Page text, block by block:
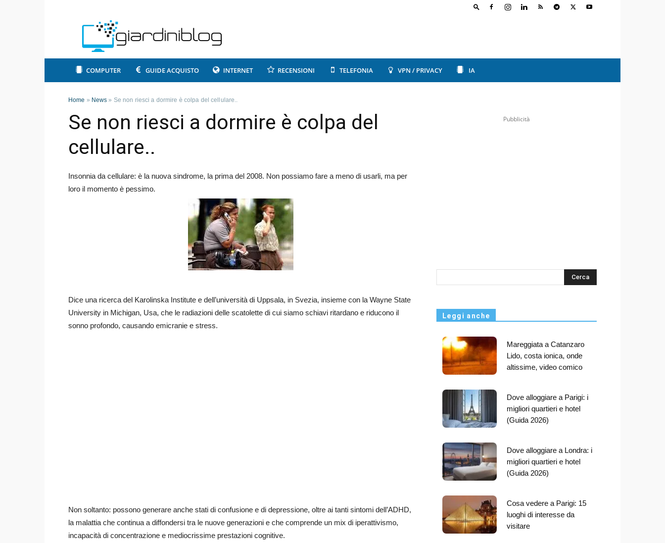
COMPUTER GUIDE ACQUISTO INTERNET RECENSIONI TELEFONIA VPN / PRIVACY IA
Home » News » Se non riesci a dormire è colpa del cellulare..
Se non riesci a dormire è colpa del
cellulare..
Insonnia da cellulare: è la nuova sindrome, la prima del 2008. Non possiamo fare a meno di usarli, ma per
loro il momento è pessimo.
Dice una ricerca del Karolinska Institute e dell’università di Uppsala, in Svezia, insieme con la Wayne State
University in Michigan, Usa, che le radiazioni delle scatolette di cui siamo schiavi ritardano e riducono il
sonno profondo, causando emicranie e stress.
Non soltanto: possono generare anche stati di confusione e di depressione, oltre ai tanti sintomi dell’ADHD,
la malattia che continua a diffondersi tra le nuove generazioni e che comprende un mix di iperattivismo,
incapacità di concentrazione e mediocrissime prestazioni cognitive.
Pubblicità
s
Leggi anche
Mareggiata a Catanzaro
Lido, costa ionica, onde
altissime, video comico
Dove alloggiare a Parigi: i
migliori quartieri e hotel
(Guida 2026)
Dove alloggiare a Londra: i
migliori quartieri e hotel
(Guida 2026)
Cosa vedere a Parigi: 15
luoghi di interesse da
visitare